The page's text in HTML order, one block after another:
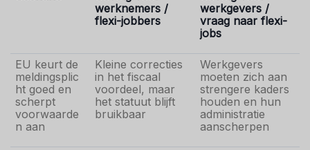
werknemers /
flexi-jobbers
werkgevers /
vraag naar flexi-
jobs
EU keurt de
meldingsplic
ht goed en
scherpt
voorwaarde
n aan
Kleine correcties
in het fiscaal
voordeel, maar
het statuut blijft
bruikbaar
Werkgevers
moeten zich aan
strengere kaders
houden en hun
administratie
aanscherpen